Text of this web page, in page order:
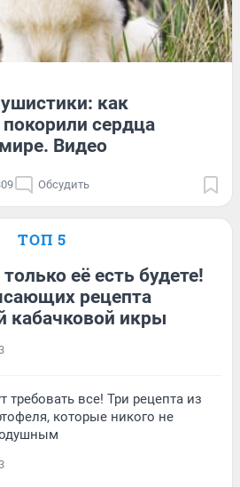
как
сердца
Видео
Обсудить
ТОП 5
её есть будете!
рецепта
кабачковой икры
требовать все! Три рецепта из
которые никого не